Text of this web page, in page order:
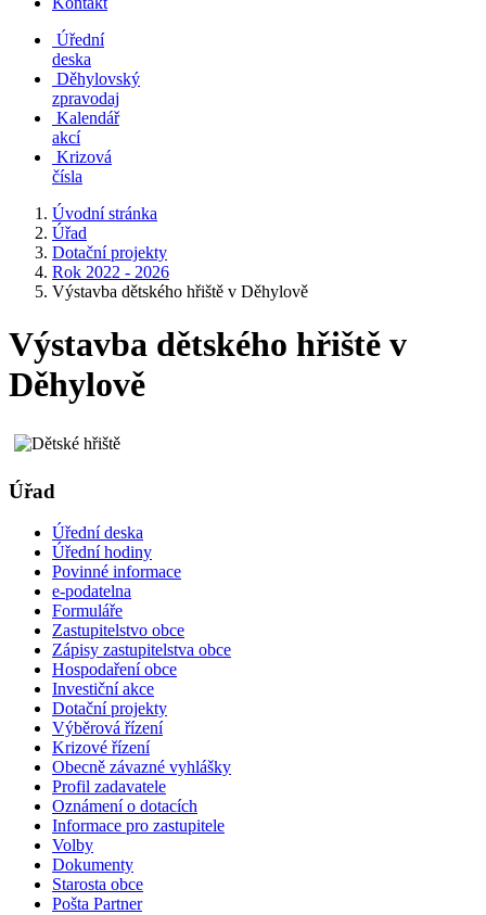
Úřední
deska
Děhylovský
zpravodaj
Kalendář
akcí
Krizová
čísla
Úvodní stránka
Úřad
Dotační projekty
Rok 2022 - 2026
Výstavba dětského hřiště v Děhylově
Výstavba dětského hřiště v
Děhylově
Úřad
Úřední deska
Úřední hodiny
Povinné informace
e-podatelna
Formuláře
Zastupitelstvo obce
Zápisy zastupitelstva obce
Hospodaření obce
Investiční akce
Dotační projekty
Výběrová řízení
Krizové řízení
Obecně závazné vyhlášky
Profil zadavatele
Oznámení o dotacích
Informace pro zastupitele
Volby
Dokumenty
Starosta obce
Pošta Partner